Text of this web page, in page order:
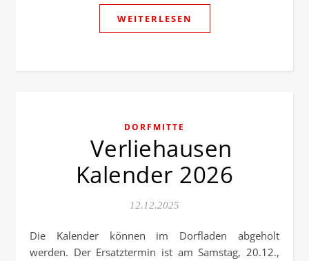
WEITERLESEN
DORFMITTE
Verliehausen
Kalender 2026
12.12.2025
Die Kalender können im Dorfladen abgeholt
werden. Der Ersatztermin ist am Samstag, 20.12.,